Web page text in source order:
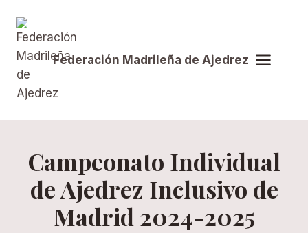
contenido
Federación Madrileña de Ajedrez
Campeonato Individual
de Ajedrez Inclusivo de
Madrid 2024-2025